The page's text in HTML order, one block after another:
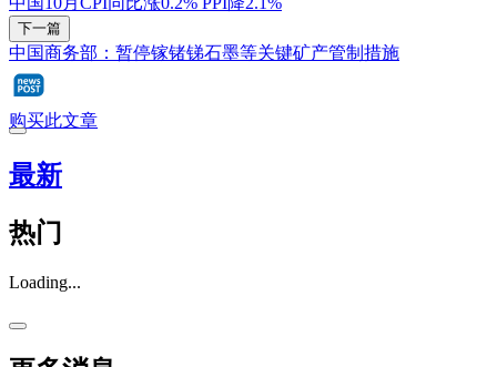
下一篇
中国商务部：暂停镓锗锑石墨等关键矿产管制措施
购买此文章
最新
热门
Loading...